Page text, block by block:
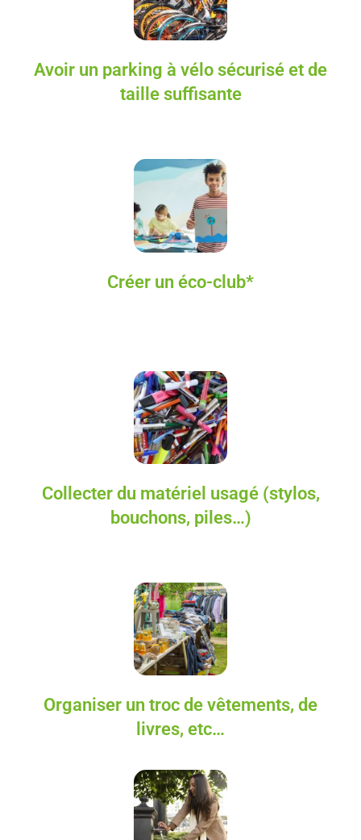
Avoir un parking à vélo sécurisé et de
taille suffisante
Créer un éco-club*
Collecter du matériel usagé (stylos,
bouchons, piles…)
Organiser un troc de vêtements, de
livres, etc…